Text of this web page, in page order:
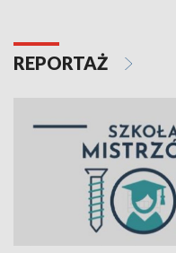
REPORTAŻ